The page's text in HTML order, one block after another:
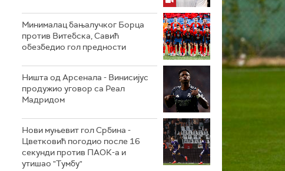
Минималац бањалучког Борца
против Витебска, Савић
обезбедио гол предности
Ништа од Арсенала - Винисијус
продужио уговор са Реал
Мадридом
Нови муњевит гол Србина -
Цветковић погодио после 16
секунди против ПАОК-а и
утишао "Тумбу"